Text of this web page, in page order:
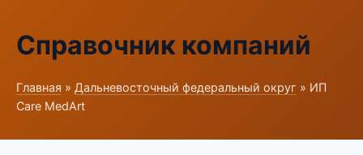
Справочник компаний
Главная » Дальневосточный федеральный округ » ИП
Care MedArt